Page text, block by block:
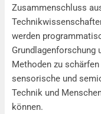
Zusammenschluss
werden
Grundlagenforschung
Methoden zu
sensorische und
Technik und
können.